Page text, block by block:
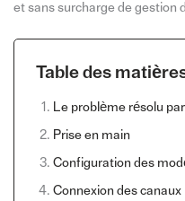
et sans surcharge de gestion
Table des
Le problème résolu par
Prise en main
Configuration des
Connexion des canaux